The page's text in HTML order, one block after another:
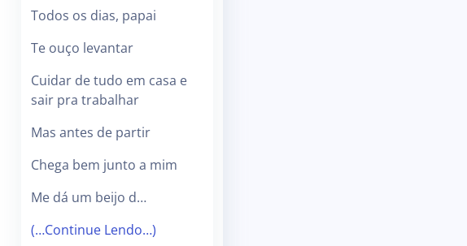
Todos os dias, papai
Te ouço levantar
Cuidar de tudo em casa e
sair pra trabalhar
Mas antes de partir
Chega bem junto a mim
Me dá um beijo d…
(…Continue Lendo…)